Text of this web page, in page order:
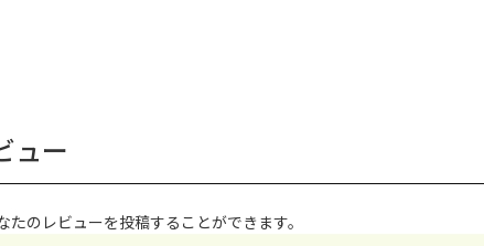
ュー
たのレビューを投稿することができます。